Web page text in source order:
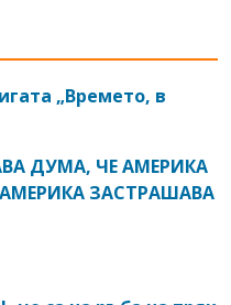
„Времето, в
ДУМА, ЧЕ АМЕРИКА
ЗАСТРАШАВА